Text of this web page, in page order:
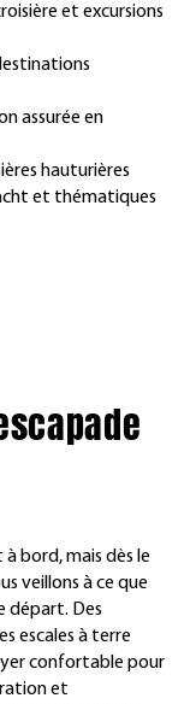
et excursions
assurée en
hauturières
et thématiques
bord, mais dès le
veillons à ce que
départ. Des
escales à terre
confortable pour
et